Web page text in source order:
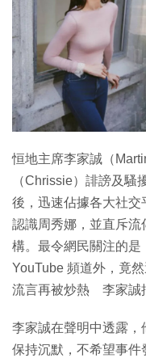
生成式AI與雲端應用
Enterprise Digital
特集
恒地主席李家誠（
（Chrissie）誹謗及騷
後，迅速佔據各大社
認識周秀娜，並直斥流
構。最令網民關注的是
YouTube 頻道外，竟
流言再被炒熱 李家誠
李家誠在聲明中透露
保持沉默，不希望事